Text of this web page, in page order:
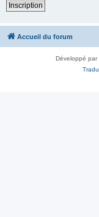
Inscription
Accueil du forum
Développé par